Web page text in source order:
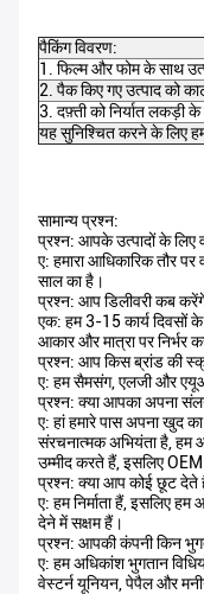
पैकिंग विवरण:
1. फिल्म और फोम के साथ
2. पैक किए गए उत्पाद को
3. दफ़्ती को निर्यात लकड़ी
यह सुनिश्चित करने के लिए
सामान्य प्रश्न:
प्रश्न: आपके उत्पादों के लिए
ए: हमारा आधिकारिक तौर पर
साल का है।
प्रश्न: आप डिलीवरी कब
एक: हम 3-15 कार्य
आकार और मात्रा पर निर्भर
प्रश्न: आप किस ब्रांड की
ए: हम सैमसंग, एलजी और
प्रश्न: क्या आपका अपना
ए: हां हमारे पास अपना खुद
संरचनात्मक अभियंता है, हम
उम्मीद करते हैं, इसलिए OEM
प्रश्न: क्या आप कोई छूट देते
ए: हम निर्माता हैं, इसलिए हम
देने में सक्षम हैं।
प्रश्न: आपकी कंपनी किन
ए: हम अधिकांश भुगतान
वेस्टर्न यूनियन, पेपैल और